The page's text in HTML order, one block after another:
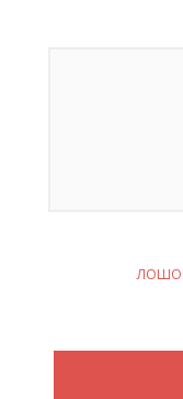
ЛОШО